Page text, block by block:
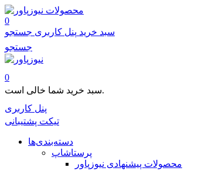
محصولات
0
سبد خرید پنل کاربری جستجو
جستجو
0
سبد خرید شما خالی است.
پنل کاربری
تیکت پشتیبانی
دسته‌بندی‌ها
پرستاشاپ
محصولات پیشنهادی نیوزپاور